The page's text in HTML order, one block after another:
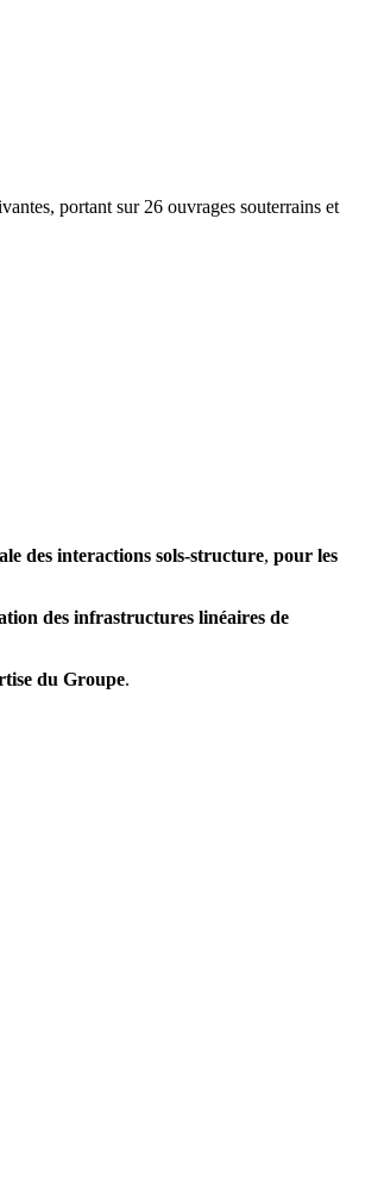
portant sur 26 ouvrages souterrains et
des interactions sols-structure, pour les
des infrastructures linéaires de
du Groupe.